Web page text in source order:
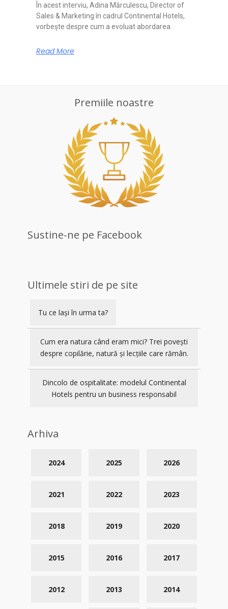
În acest interviu, Adina Mărculescu, Director of
Sales & Marketing în cadrul Continental Hotels,
vorbește despre cum a evoluat abordarea
Read More
Premiile noastre
Sustine-ne pe Facebook
Ultimele stiri de pe site
Tu ce lași în urma ta?
Cum era natura când eram mici? Trei povești
despre copilărie, natură și lecțiile care rămân.
Dincolo de ospitalitate: modelul Continental
Hotels pentru un business responsabil
Arhiva
2026
2025
2024
2023
2022
2021
2020
2019
2018
2017
2016
2015
2014
2013
2012